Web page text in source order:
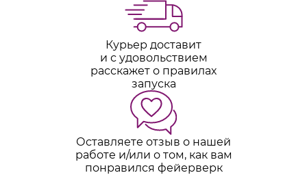
Курьер доставит
и с удовольствием
расскажет о правилах
запуска
Оставляете отзыв о нашей
работе и/или о том, как вам
понравился фейерверк